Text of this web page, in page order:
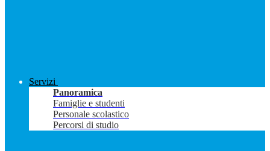
Servizi
Panoramica
Famiglie e studenti
Personale scolastico
Percorsi di studio